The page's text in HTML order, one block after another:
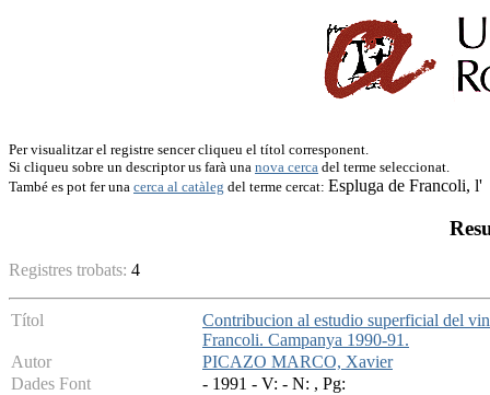
Per visualitzar el registre sencer cliqueu el títol corresponent.
Si cliqueu sobre un descriptor us farà una nova cerca del terme seleccionat.
També es pot fer una cerca al catàleg del terme cercat: Espluga de Francoli, l'
Registres trobats: 4
Títol
Contribucion al estudio superficial del
Francoli. Campanya 1990-91.
Autor
PICAZO MARCO, Xavier
Dades Font
- 1991 - V: - N: , Pg: